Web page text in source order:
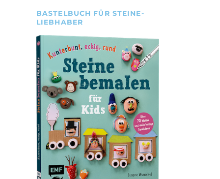
BASTELBUCH FÜR STEINE-
LIEBHABER